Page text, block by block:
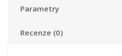
Parametry
Recenze (0)